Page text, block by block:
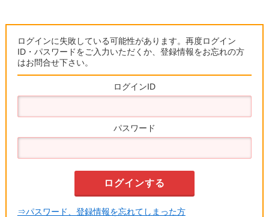
ログインに失敗している可能性があります。再度ログイン
ID・パスワードをご入力いただくか、登録情報をお忘れの方
はお問合せ下さい。
ログインID
パスワード
⇒パスワード、登録情報を忘れてしまった方